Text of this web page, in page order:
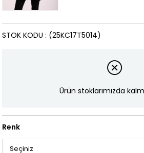
(25KC17T5014)
STOK KODU
Ürün stoklarımızda
Renk